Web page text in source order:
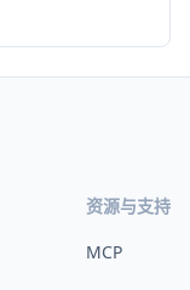
资源与支持
MCP